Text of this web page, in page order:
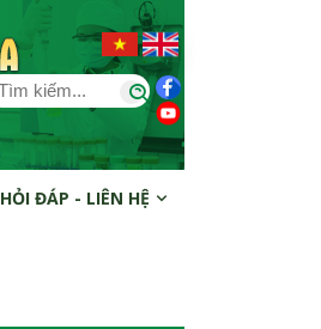
HỎI ĐÁP - LIÊN HỆ